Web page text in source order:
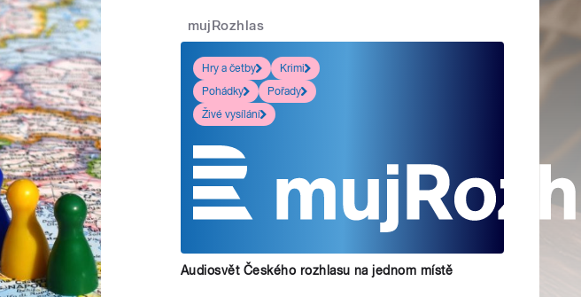
mujRozhlas
Hry a četby
Krimi
Pohádky
Pořady
Živé vysílání
Audiosvět Českého rozhlasu na jednom místě